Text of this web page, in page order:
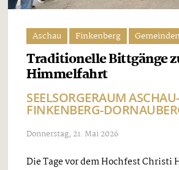
Aschau Finkenberg
Traditionelle Bittgänge
Himmelfahrt
SEELSORGERAUM
FINKENBERG-
Donnerstag, 21. Mai 2026
Die Tage vor dem Hochfest